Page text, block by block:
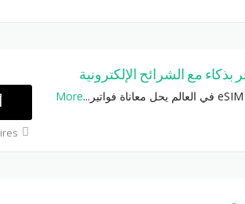
...
More